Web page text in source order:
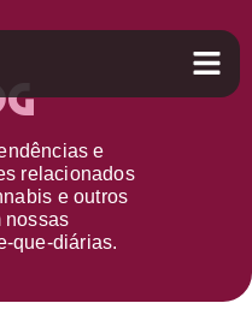
e
relacionados
e outros
nossas
que-diárias.